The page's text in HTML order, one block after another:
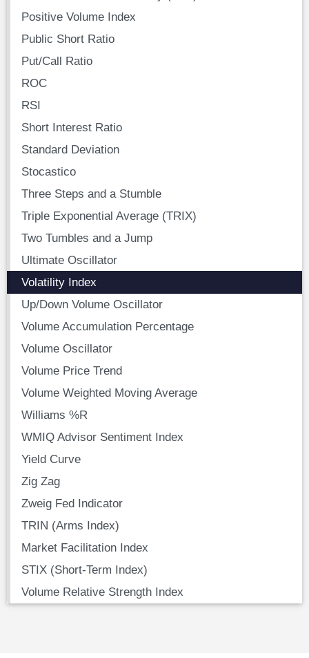
Positive Volume Index
Public Short Ratio
Put/Call Ratio
ROC
RSI
Short Interest Ratio
Standard Deviation
Stocastico
Three Steps and a Stumble
Triple Exponential Average (TRIX)
Two Tumbles and a Jump
Ultimate Oscillator
Volatility Index
Up/Down Volume Oscillator
Volume Accumulation Percentage
Volume Oscillator
Volume Price Trend
Volume Weighted Moving Average
Williams %R
WMIQ Advisor Sentiment Index
Yield Curve
Zig Zag
Zweig Fed Indicator
TRIN (Arms Index)
Market Facilitation Index
STIX (Short-Term Index)
Volume Relative Strength Index